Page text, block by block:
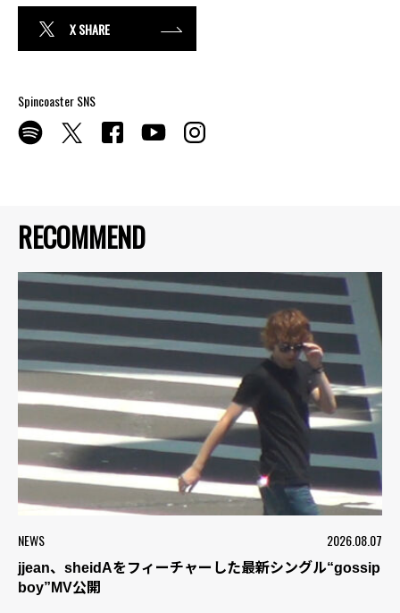
RECOMMEND
NEWS 2026.08.07
jjean、sheidAをフィーチャーした最新シングル“gossip
boy”MV公開
X SHARE
Spincoaster SNS